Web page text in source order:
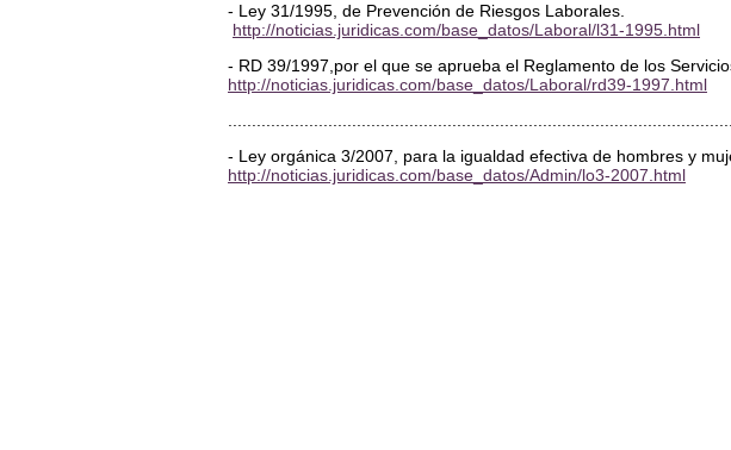
- Ley 31/1995, de Prevención de Riesgos Laborales.
http://noticias.juridicas.com/base_datos/Laboral/l31-1995.html
- RD 39/1997,por el que se aprueba el Reglamento de los
http://noticias.juridicas.com/base_datos/Laboral/rd39-1997.html
- Ley orgánica 3/2007, para la igualdad efectiva de hombres y
http://noticias.juridicas.com/base_datos/Admin/lo3-2007.html